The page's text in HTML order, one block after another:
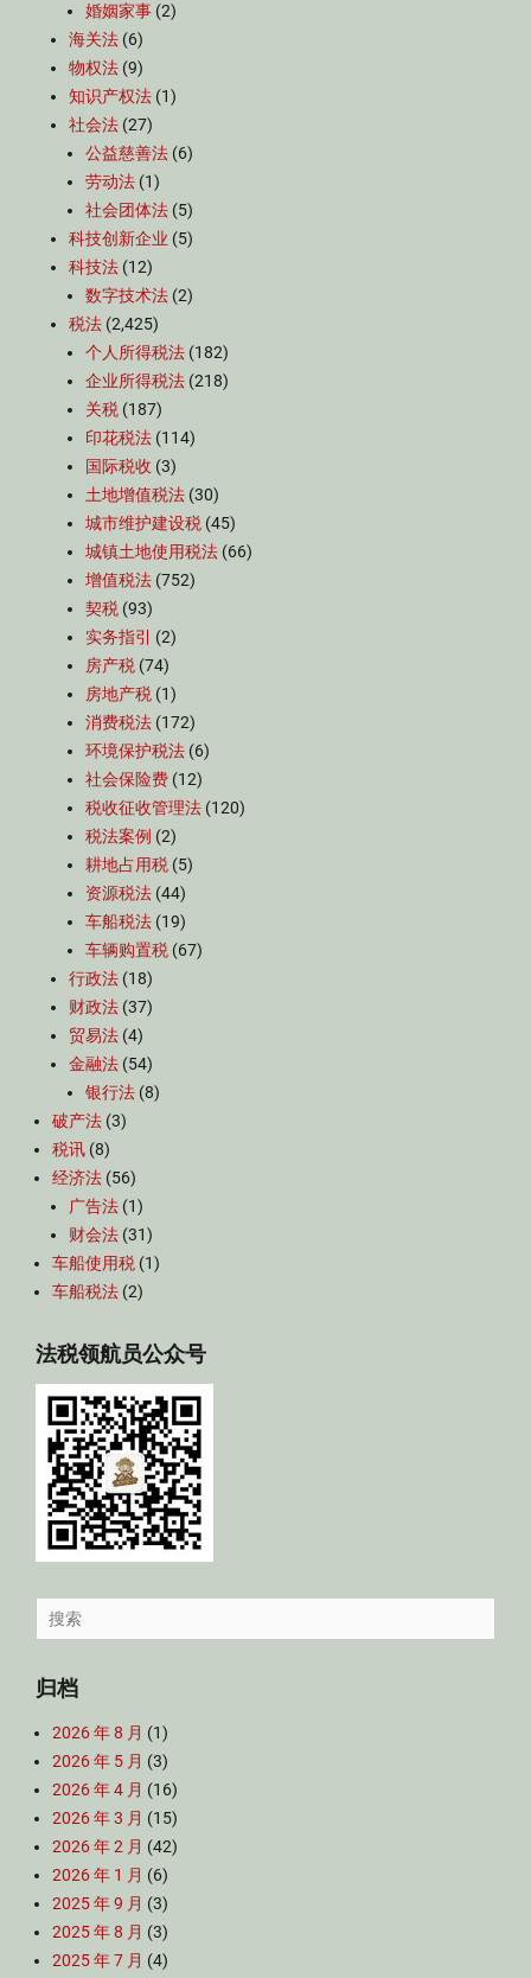
婚姻家事 (2)
海关法 (6)
物权法 (9)
知识产权法 (1)
社会法 (27)
公益慈善法 (6)
劳动法 (1)
社会团体法 (5)
科技创新企业 (5)
科技法 (12)
数字技术法 (2)
税法 (2,425)
个人所得税法 (182)
企业所得税法 (218)
关税 (187)
印花税法 (114)
国际税收 (3)
土地增值税法 (30)
城市维护建设税 (45)
城镇土地使用税法 (66)
增值税法 (752)
契税 (93)
实务指引
(2)
房产税 (74)
房地产税 (1)
消费税法 (172)
环境保护税法 (6)
社会保险费 (12)
税收征收管理法 (120)
税法案例 (2)
耕地占用税 (5)
资源税法 (44)
车船税法 (19)
车辆购置税 (67)
行政法 (18)
财政法 (37)
贸易法 (4)
金融法 (54)
银行法 (8)
破产法 (3)
税讯 (8)
经济法 (56)
广告法 (1)
财会法 (31)
车船使用税 (1)
车船税法 (2)
法税领航员公众号
Search
for:
归档
2026 年 8 月 (1)
2026 年 5 月 (3)
2026 年 4 月 (16)
2026 年 3 月 (15)
2026 年 2 月 (42)
2026 年 1 月 (6)
2025 年 9 月 (3)
2025 年 8 月 (3)
2025 年 7 月 (4)